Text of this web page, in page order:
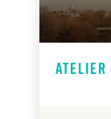
Atelier